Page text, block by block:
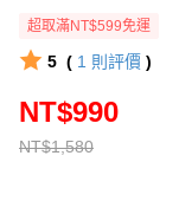
超取滿NT$599免運
5 ( 1 則評價 )
NT$1,580
NT$990